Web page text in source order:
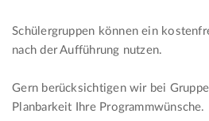
Schülergruppen können ein
nach der Aufführung nutzen.
Gern berücksichtigen wir bei
Planbarkeit Ihre Programmwünsche.